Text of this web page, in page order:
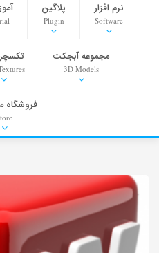
نرم افزار
Software
پلاگین
Plugin
مجموعه آبجکت
3D Models
Background
فروشگاه